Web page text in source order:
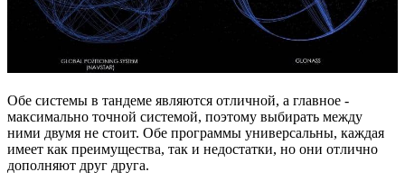
Обе системы в тандеме являются отличной, а главное -
максимально точной системой, поэтому выбирать между
ними двумя не стоит. Обе программы универсальны, каждая
имеет как преимущества, так и недостатки, но они отлично
дополняют друг друга.